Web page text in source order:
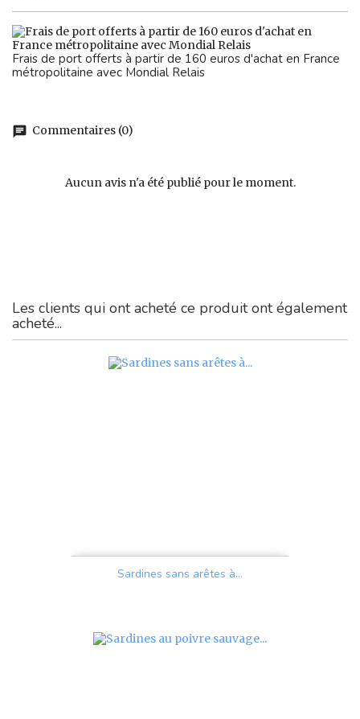
Frais de port offerts à partir de 160 euros d'achat en France
métropolitaine avec Mondial Relais
chat Commentaires (0)
Aucun avis n'a été publié pour le moment.
Les clients qui ont acheté ce produit ont également
acheté...
Sardines sans arêtes à...